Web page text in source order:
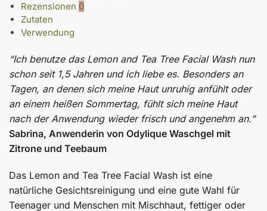
Rezensionen 0
Zutaten
Verwendung
“Ich benutze das Lemon and Tea Tree Facial Wash nun
schon seit 1,5 Jahren und ich liebe es. Besonders an
Tagen, an denen sich meine Haut unruhig anfühlt oder
an einem heißen Sommertag, fühlt sich meine Haut
nach der Anwendung wieder frisch und angenehm an.”
Sabrina, Anwenderin von Odylique Waschgel mit
Zitrone und Teebaum
Das Lemon and Tea Tree Facial Wash ist eine
natürliche Gesichtsreinigung und eine gute Wahl für
Teenager und Menschen mit Mischhaut, fettiger oder